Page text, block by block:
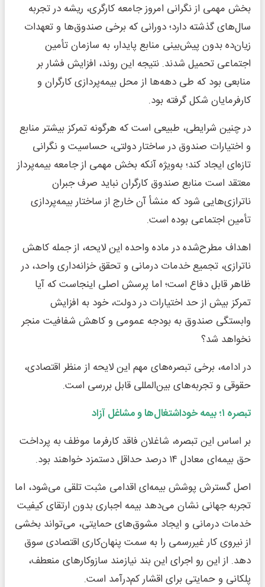
بخش مهمی از نگرانی امروز جامعه کارگری، ریشه در تجربه
سال‌های گذشته دارد؛ دورانی که برخی صندوق‌ها و تعهدات
زیان‌ده بدون پیش‌بینی منابع پایدار، به سازمان تأمین
اجتماعی تحمیل شدند. نتیجه این روند، افزایش فشار بر
منابعی بود که طی دهه‌ها از محل بیمه‌پردازی کارگران و
کارفرمایان شکل گرفته بود.
در چنین شرایطی، طبیعی است که هرگونه تمرکز بیشتر منابع
و اختیارات صندوق در ساختار دولتی، حساسیت و نگرانی
تازه‌ای ایجاد کند؛ به‌ویژه آنکه بخش مهمی از جامعه بیمه‌پرداز
معتقد است منابع صندوق کارگران نباید صرف جبران
ناترازی‌هایی شود که منشأ آن خارج از ساختار بیمه‌پردازی
تأمین اجتماعی بوده است.
اهداف مطرح‌شده در ماده واحده این لایحه، از جمله کاهش
ناترازی، تجمیع خدمات درمانی و تحقق خزانه‌داری واحد، در
ظاهر قابل دفاع است؛ اما پرسش اصلی اینجاست که آیا
تمرکز بیش از حد اختیارات در دولت، خود به افزایش
وابستگی صندوق به بودجه عمومی و کاهش شفافیت منجر
نخواهد شد؟
در ادامه، برخی تبصره‌های مهم این لایحه از منظر اقتصادی،
حقوقی و تجربه‌های بین‌المللی قابل بررسی است.
تبصره ۱؛ بیمه خوداشتغال‌ها و مشاغل آزاد
بر اساس این تبصره، شاغلان فاقد کارفرما موظف به پرداخت
حق بیمه‌ای معادل ۱۴ درصد حداقل دستمزد خواهند بود.
اصل گسترش پوشش بیمه‌ای اقدامی مثبت تلقی می‌شود، اما
تجربه جهانی نشان می‌دهد بیمه اجباری بدون ارتقای کیفیت
خدمات درمانی و ایجاد مشوق‌های حمایتی، می‌تواند بخشی
از نیروی کار غیررسمی را به سمت پنهان‌کاری اقتصادی سوق
دهد. از این رو اجرای این بند نیازمند سازوکارهای منعطف،
پلکانی و حمایتی برای اقشار کم‌درآمد است.